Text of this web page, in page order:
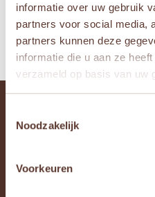
informatie over uw gebruik
partners voor social media,
partners kunnen deze
informatie die u aan ze
verzameld op basis van uw
Noodzakelijk
Voorkeuren
was:
€ 69,95.
is:
€ 55,95.
Braillestraat 75
info@littlegreenlabel.nl